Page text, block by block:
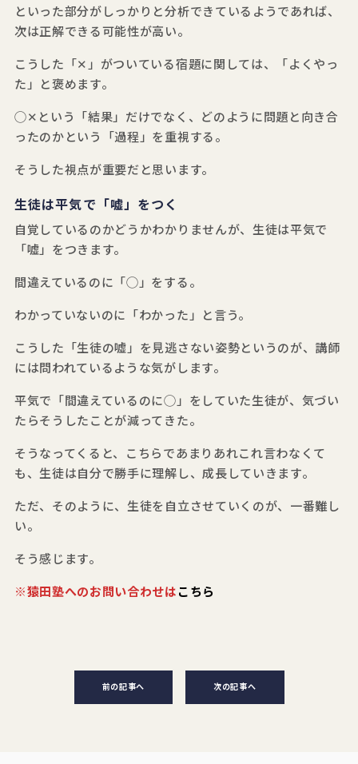
といった部分がしっかりと分析できているようであれば、
次は正解できる可能性が高い。
こうした「✕」がついている宿題に関しては、「よくやっ
た」と褒めます。
◯✕という「結果」だけでなく、どのように問題と向き合
ったのかという「過程」を重視する。
そうした視点が重要だと思います。
生徒は平気で「嘘」をつく
自覚しているのかどうかわかりませんが、生徒は平気で
「嘘」をつきます。
間違えているのに「◯」をする。
わかっていないのに「わかった」と言う。
こうした「生徒の嘘」を見逃さない姿勢というのが、講師
には問われているような気がします。
平気で「間違えているのに◯」をしていた生徒が、気づい
たらそうしたことが減ってきた。
そうなってくると、こちらであまりあれこれ言わなくて
も、生徒は自分で勝手に理解し、成長していきます。
ただ、そのように、生徒を自立させていくのが、一番難し
い。
そう感じます。
※猿田塾へのお問い合わせは こちら
前の記事へ 次の記事へ